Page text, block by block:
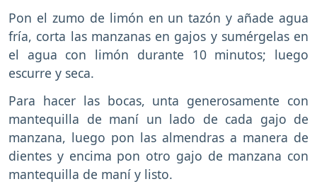
Pon el zumo de limón en un tazón y añade agua
fría, corta las manzanas en gajos y sumérgelas en
el agua con limón durante 10 minutos; luego
escurre y seca.
Para hacer las bocas, unta generosamente con
mantequilla de maní un lado de cada gajo de
manzana, luego pon las almendras a manera de
dientes y encima pon otro gajo de manzana con
mantequilla de maní y listo.